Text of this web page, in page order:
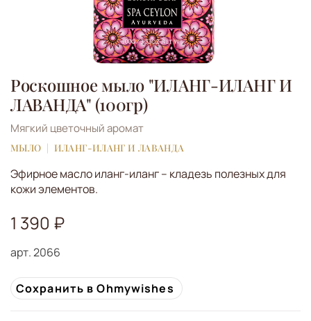
арт.2066
Роскошное мыло "ИЛАНГ-ИЛАНГ И
ЛАВАНДА" (100гр)
1 390 ₽
Сохранить в Ohmywishes
Мягкий цветочный аромат
МЫЛО ИЛАНГ-ИЛАНГ И ЛАВАНДА
Эфирное масло иланг-иланг – кладезь полезных для
кожи элементов.